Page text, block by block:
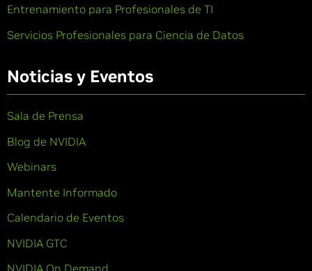
Entrenamiento para Profesionales de TI
Servicios Profesionales para Ciencia de Datos
Noticias y Eventos
Sala de Prensa
Blog de NVIDIA
Webinars
Mantente Informado
Calendario de Eventos
NVIDIA GTC